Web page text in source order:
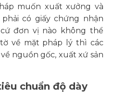
muốn xuất xưởng và
có giấy chứng nhận
đơn vị nào không thể
về mặt pháp lý thì các
nguồn gốc, xuất xứ sản
chuẩn độ dày